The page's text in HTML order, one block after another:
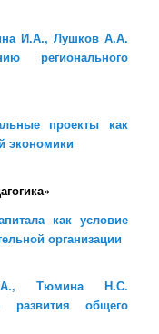
И.А., Лушков А.А.
регионального
проекты как
экономики
как условие
организации
Тюмина Н.С.
развития общего